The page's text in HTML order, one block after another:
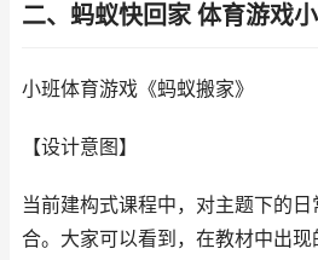
二、蚂蚁快回家 体育游戏
小班体育游戏《蚂蚁搬家》
【设计意图】
当前建构式课程中，对主题下的
合。大家可以看到，在教材中出